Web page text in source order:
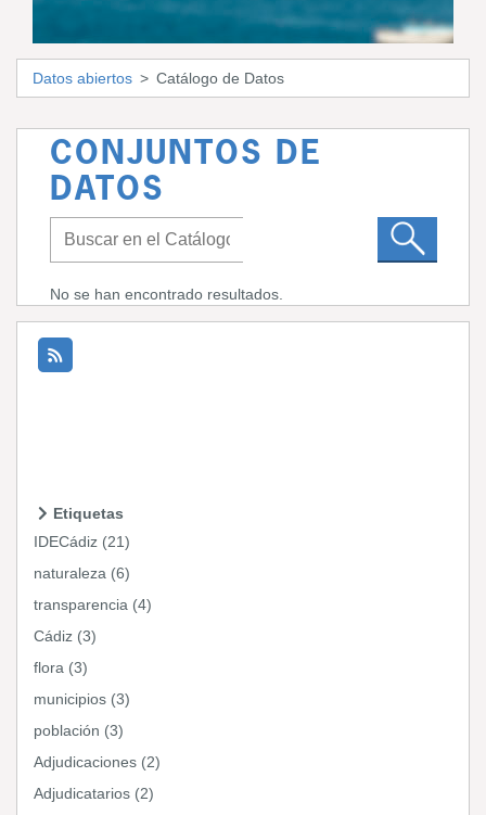
Datos abiertos Catálogo de Datos
CONJUNTOS DE
DATOS
No se han encontrado resultados.
Etiquetas
IDECádiz (21)
naturaleza (6)
transparencia (4)
Cádiz (3)
flora (3)
municipios (3)
población (3)
Adjudicaciones (2)
Adjudicatarios (2)